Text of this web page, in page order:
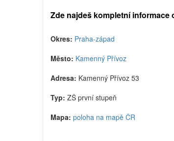
Zde najdeš kompletní informace
Okres: Praha-západ
Město: Kamenný Přívoz
Adresa: Kamenný Přívoz 53
Typ: ZŠ první stupeň
Mapa: poloha na mapě ČR